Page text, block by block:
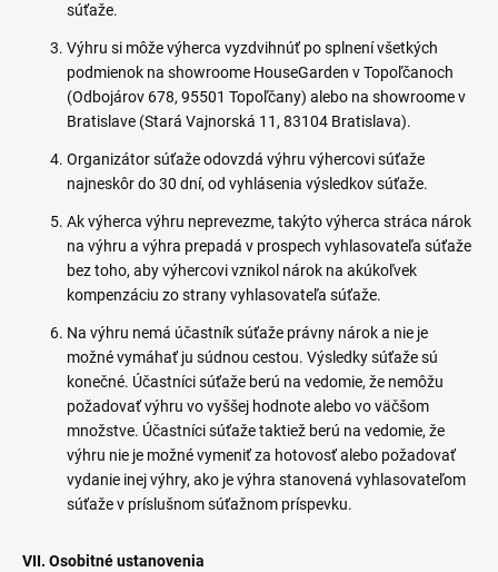
súťaže.
Výhru si môže výherca vyzdvihnúť po splnení všetkých
podmienok na showroome HouseGarden v Topoľčanoch
(Odbojárov 678, 95501 Topoľčany) alebo na showroome v
Bratislave (Stará Vajnorská 11, 83104 Bratislava).
Organizátor súťaže odovzdá výhru výhercovi súťaže
najneskôr do 30 dní, od vyhlásenia výsledkov súťaže.
Ak výherca výhru neprevezme, takýto výherca stráca nárok
na výhru a výhra prepadá v prospech vyhlasovateľa súťaže
bez toho, aby výhercovi vznikol nárok na akúkoľvek
kompenzáciu zo strany vyhlasovateľa súťaže.
Na výhru nemá účastník súťaže právny nárok a nie je
možné vymáhať ju súdnou cestou. Výsledky súťaže sú
konečné. Účastníci súťaže berú na vedomie, že nemôžu
požadovať výhru vo vyššej hodnote alebo vo väčšom
množstve. Účastníci súťaže taktiež berú na vedomie, že
výhru nie je možné vymeniť za hotovosť alebo požadovať
vydanie inej výhry, ako je výhra stanovená vyhlasovateľom
súťaže v príslušnom súťažnom príspevku.
VII. Osobitné ustanovenia